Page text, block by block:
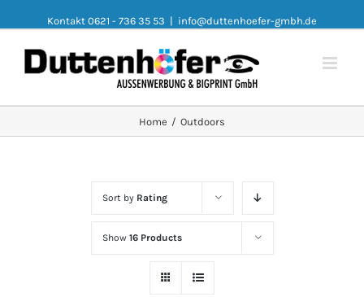
Kontakt 0621 - 736 35 53 | info@duttenhoefer-gmbh.de
Home / Outdoors
Sort by Rating
Show 16 Products